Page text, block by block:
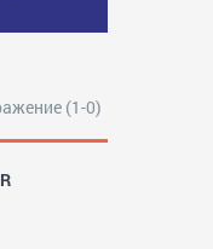
(1-0)